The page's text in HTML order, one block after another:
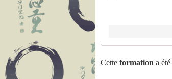
Cette formation a été